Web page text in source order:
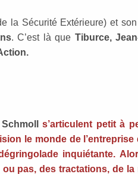
la Sécurité Extérieure) et
. C’est là que Tiburce,
s’articulent petit à
le monde de l’entreprise
inquiétante.
pas, des tractations, de la